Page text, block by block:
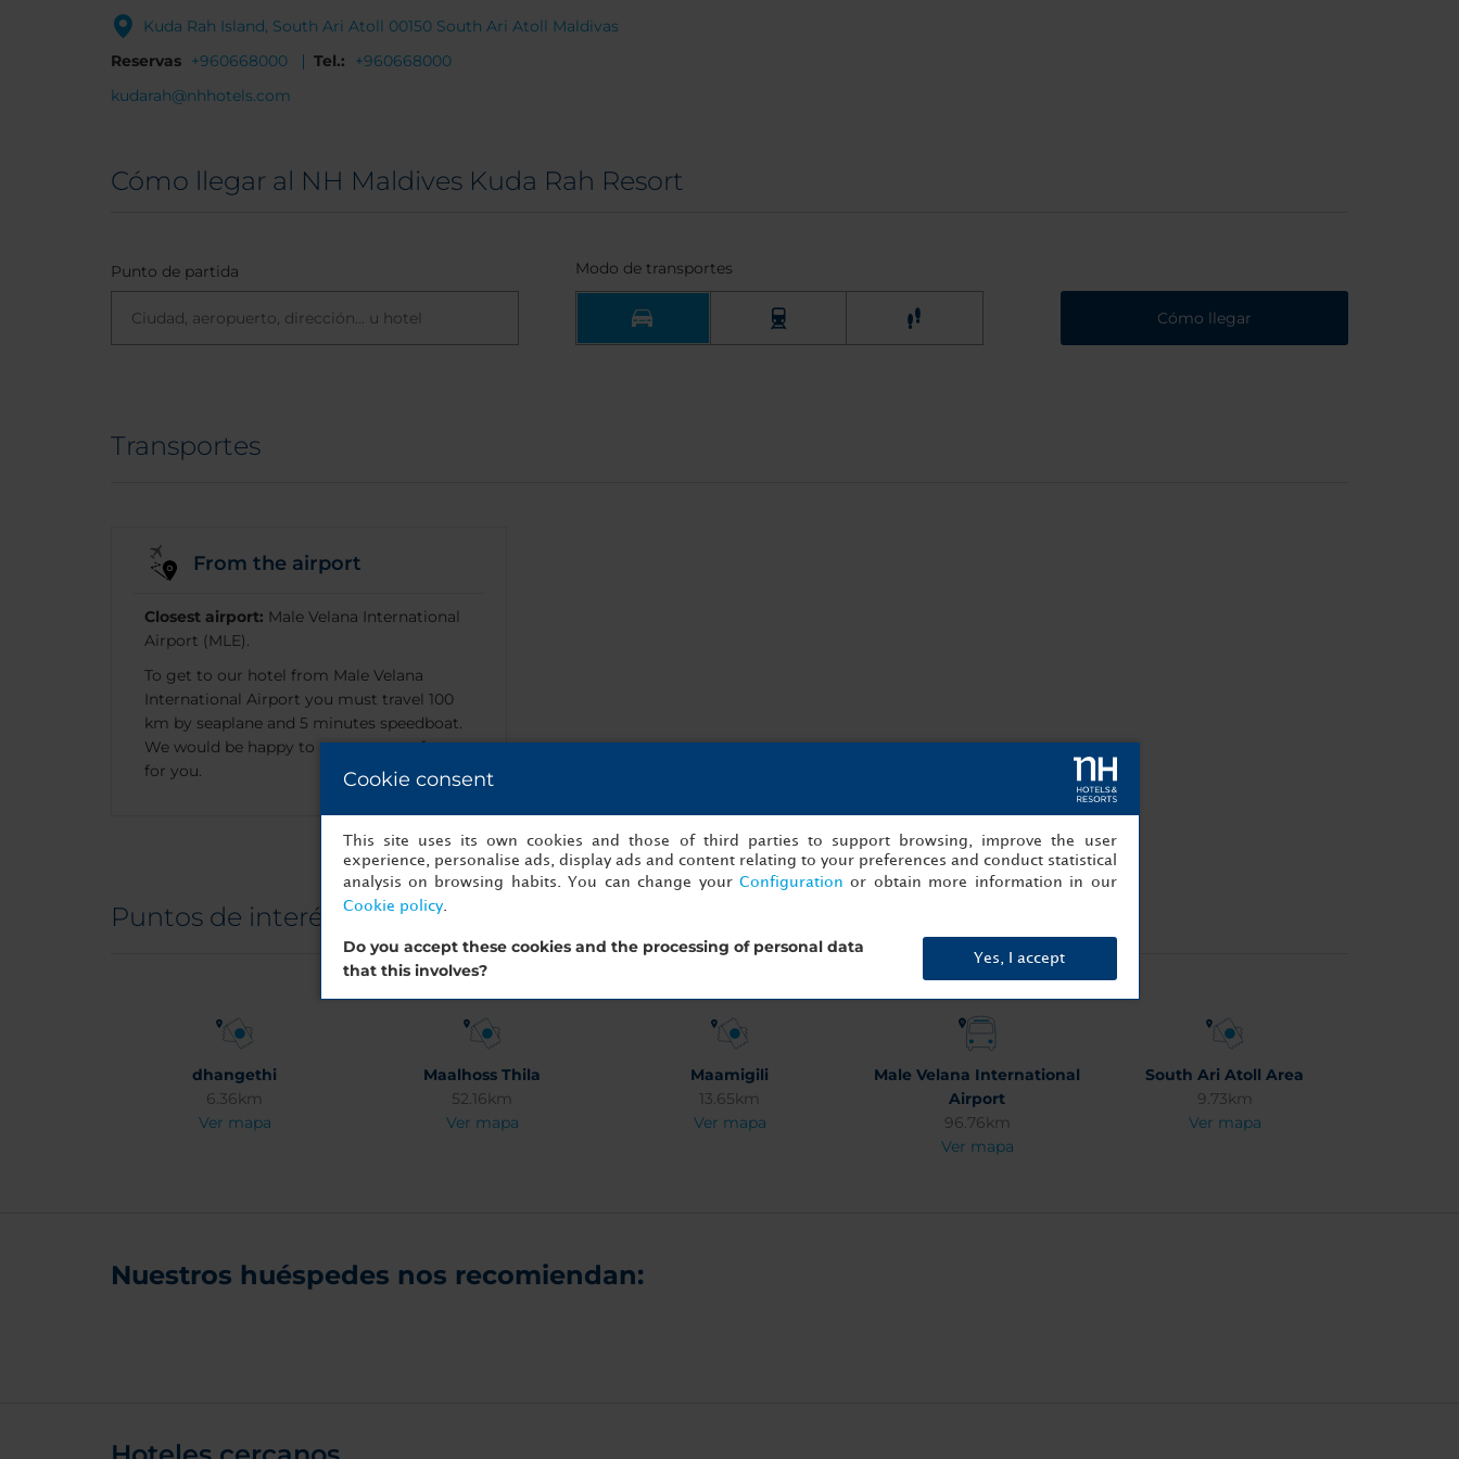
Kuda Rah Island, South Ari Atoll 00150 South Ari Atoll Maldivas
Reservas +960668000 Tel.:
+960668000
kudarah@nhhotels.com
Cómo llegar al NH Maldives Kuda Rah Resort
Punto de partida Modo de transportes
Cómo llegar
Transportes
From the airport
Closest airport: Male Velana International
Airport (MLE).
To get to our hotel from Male Velana
International Airport you must travel 100
km by seaplane and 5 minutes speedboat.
We would be happy to arrange transfers
for you.
Puntos de interés
dhangethi
6.36km
Ver mapa
Maalhoss Thila
52.16km
Ver mapa
Maamigili
13.65km
Ver mapa
Male Velana International
Airport
96.76km
Ver mapa
South Ari Atoll Area
9.73km
Ver mapa
Nuestros huéspedes nos recomiendan:
Cookie consent
This site uses its own cookies and those of third parties to support browsing, improve the user
experience, personalise ads, display ads and content relating to your preferences and conduct statistical
analysis on browsing habits. You can change your Configuration or obtain more information in our
Cookie policy.
Do you accept these cookies and the processing of personal data
that this involves?
Yes, I accept